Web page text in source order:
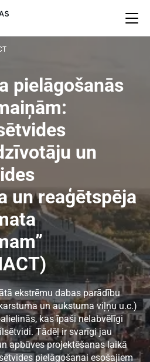
Projekti
Pasākumi
Jaunumi
ekonomika
Iesaisties
Elpo Rīga!
ABC
Language
pielāgošanās
un
un reaģētspēja
ekstrēmu dabas parādību
un aukstuma viļņu u.c.)
kas īpaši nelabvēlīgi
Tādēļ ir svarīgi jau
apbūves projektēšanas laikā
pielāgošanai esošajiem